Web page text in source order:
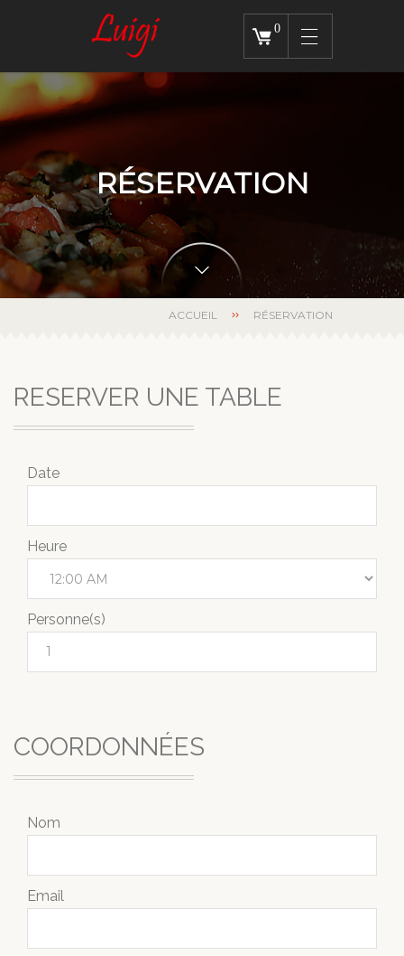
0
RÉSERVATION
ACCUEIL RÉSERVATION
RESERVER UNE TABLE
Date
Heure
Personne(s)
COORDONNÉES
Nom
Email